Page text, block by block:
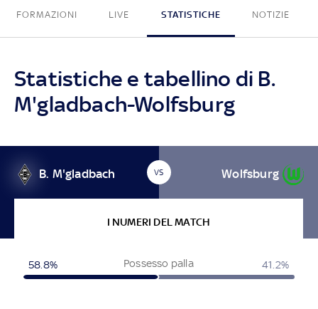
FORMAZIONI LIVE STATISTICHE NOTIZIE
Statistiche e tabellino di B.
M'gladbach-Wolfsburg
B. M'gladbach VS Wolfsburg
I NUMERI DEL MATCH
Possesso palla
58.8% 41.2%